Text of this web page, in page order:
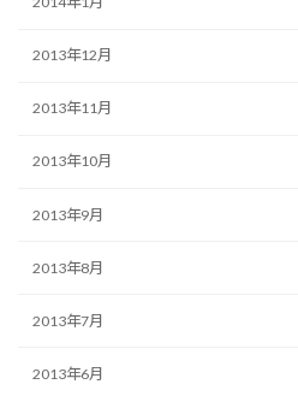
2013年12月
2013年11月
2013年10月
2013年9月
2013年8月
2013年7月
2013年6月